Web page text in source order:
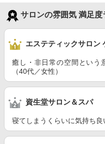
サロンの雰囲気 満足度
エステティックサロン
癒し・非日常の空間という
（40代／女性）
資生堂サロン＆スパ
寝てしまうくらいに気持ち良